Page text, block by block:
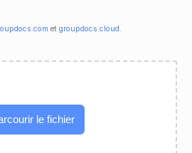
et groupdocs.cloud .
le fichier